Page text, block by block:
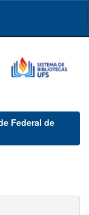
Federal de